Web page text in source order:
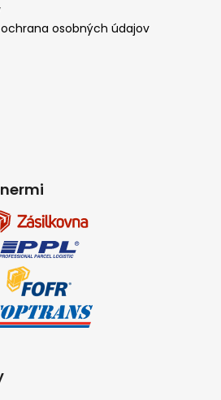
osobných údajov